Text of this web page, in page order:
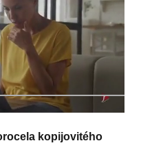
kopijovitého